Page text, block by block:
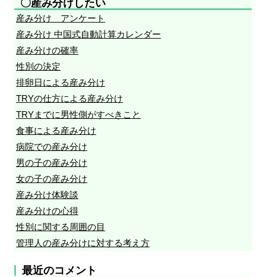
〇産み分けしたい
産み分け アンケート
産み分け 中国式自動計算カレンダー
産み分けの確率
性別の決定
排卵日による産み分け
TRYの仕方による産み分け
TRYまでに男性側がすべきこと
食事による産み分け
病院での産み分け
男の子の産み分け
女の子の産み分け
産み分け体験談
産み分けの心得
性別に関する周囲の目
管理人の産み分けに対する考え方
最近のコメント